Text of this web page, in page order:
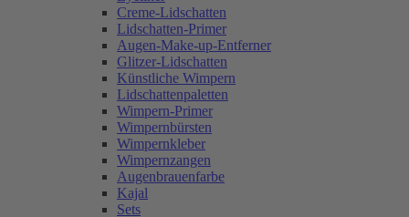
Creme-Lidschatten
Lidschatten-Primer
Augen-Make-up-Entferner
Glitzer-Lidschatten
Künstliche Wimpern
Lidschattenpaletten
Wimpern-Primer
Wimpernbürsten
Wimpernkleber
Wimpernzangen
Augenbrauenfarbe
Kajal
Sets